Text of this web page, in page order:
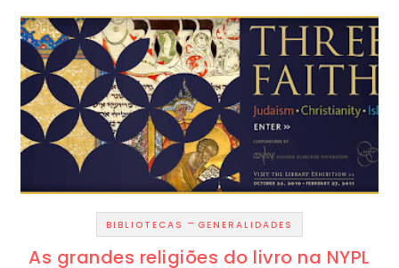
BIBLIOTECAS - GENERALIDADES
As grandes religiões do livro na NYPL